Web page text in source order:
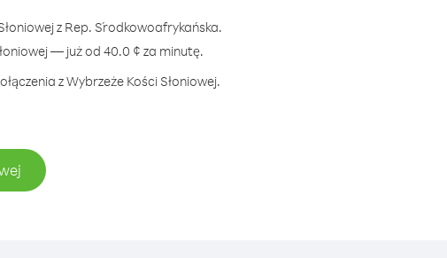
z Rep. Środkowoafrykańska.
— już od 40.0 ¢ za minutę.
z Wybrzeże Kości Słoniowej.